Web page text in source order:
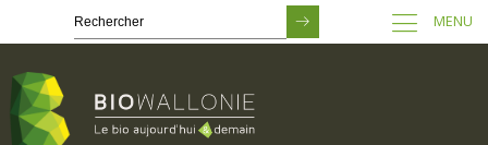
MENU